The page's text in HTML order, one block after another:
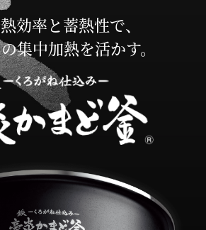
効率と蓄熱性で、
集中加熱を活かす。